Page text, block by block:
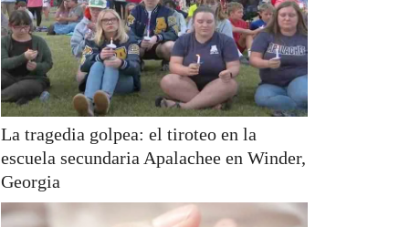
La tragedia golpea: el tiroteo en la
escuela secundaria Apalachee en Winder,
Georgia